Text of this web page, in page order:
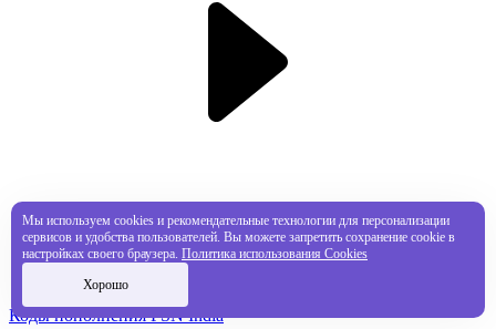
Коды пополнения PSN India
Мы используем cookies и рекомендательные технологии для персонализации
сервисов и удобства пользователей. Вы можете запретить сохранение cookie в
настройках своего браузера. Политика использования Cookies
Хорошо